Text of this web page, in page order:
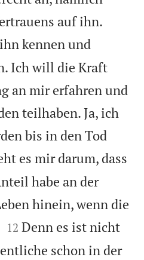
auf ihn.
kennen und
Ich will die Kraft
an mir erfahren und
teilhaben. Ja, ich
bis in den Tod
es mir darum, dass
habe an der
hinein, wenn die


12 Denn es ist nicht
schon in der